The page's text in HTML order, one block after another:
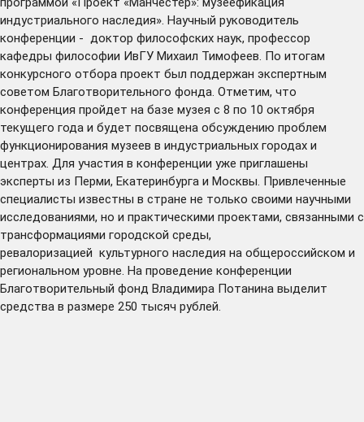
индустриального наследия». Научный руководитель
конференции - доктор философских наук, профессор
кафедры философии ИвГУ Михаил Тимофеев. По итогам
конкурсного отбора проект был поддержан экспертным
советом Благотворительного фонда. Отметим, что
конференция пройдет на базе музея с 8 по 10 октября
текущего года и будет посвящена обсуждению проблем
функционирования музеев в индустриальных городах и
центрах. Для участия в конференции уже приглашены
эксперты из Перми, Екатеринбурга и Москвы. Привлеченные
специалисты известны в стране не только своими научными
исследованиями, но и практическими проектами, связанными с
трансформациями городской среды,
ревалоризацией культурного наследия на общероссийском и
региональном уровне. На проведение конференции
Благотворительный фонд Владимира Потанина выделит
средства в размере 250 тысяч рублей.